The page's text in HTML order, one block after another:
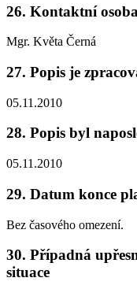
26. Kontaktní osoba
Mgr. Květa Černá
27. Popis je
05.11.2010
28. Popis byl
05.11.2010
29. Datum konce
Bez časového omezení.
30. Případná
situace